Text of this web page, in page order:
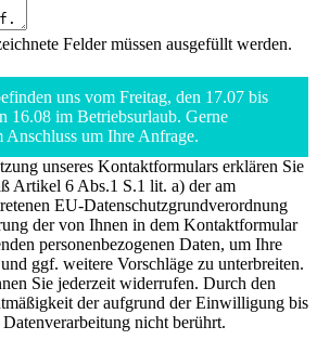
Felder müssen ausgefüllt werden.
uns vom Freitag, den 17.07 bis
16.08 im Betriebsurlaub. Gerne
um Ihre Anfrage.
unseres Kontaktformulars erklären Sie
Artikel 6 Abs.1 S.1 lit. a) der am
EU-Datenschutzgrundverordnung
der von Ihnen in dem Kontaktformular
personenbezogenen Daten, um Ihre
ggf. weitere Vorschläge zu unterbreiten.
Sie jederzeit widerrufen. Durch den
der aufgrund der Einwilligung bis
nicht berührt.